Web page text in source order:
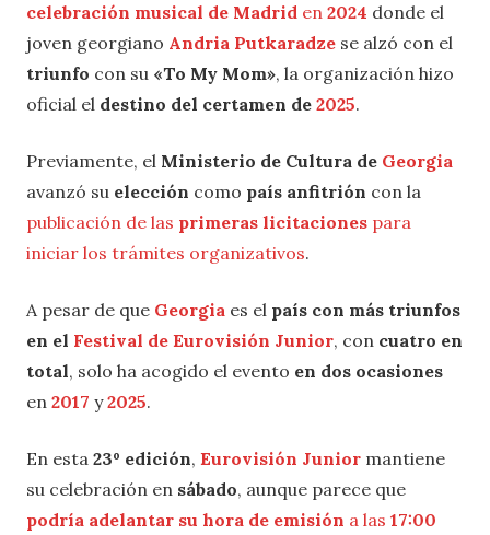
celebración musical de Madrid en 2024 donde el
joven georgiano Andria Putkaradze se alzó con el
triunfo con su «To My Mom», la organización hizo
oficial el destino del certamen de 2025.
Previamente, el Ministerio de Cultura de Georgia
avanzó su elección como país anfitrión con la
publicación de las primeras licitaciones para
iniciar los trámites organizativos.
A pesar de que Georgia es el país con más triunfos
en el Festival de Eurovisión Junior, con cuatro en
total, solo ha acogido el evento en dos ocasiones
en 2017 y2025.
En esta 23º edición, Eurovisión Junior mantiene
su celebración en sábado, aunque parece que
podría adelantar su hora de emisión a las 17:00